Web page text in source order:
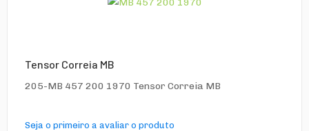
Tensor Correia MB
205-MB 457 200 1970 Tensor Correia MB
Seja o primeiro a avaliar o produto